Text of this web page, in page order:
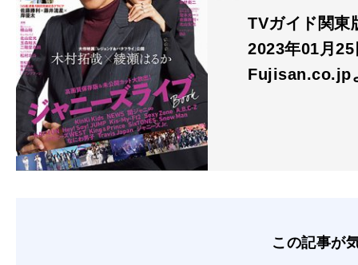
TVガイド関東
2023年01月
Fujisan.co.jp
この記事が